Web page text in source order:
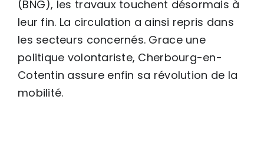
(BNG), les travaux touchent désormais à
leur fin. La circulation a ainsi repris dans
les secteurs concernés. Grace une
politique volontariste, Cherbourg-en-
Cotentin assure enfin sa révolution de la
mobilité.